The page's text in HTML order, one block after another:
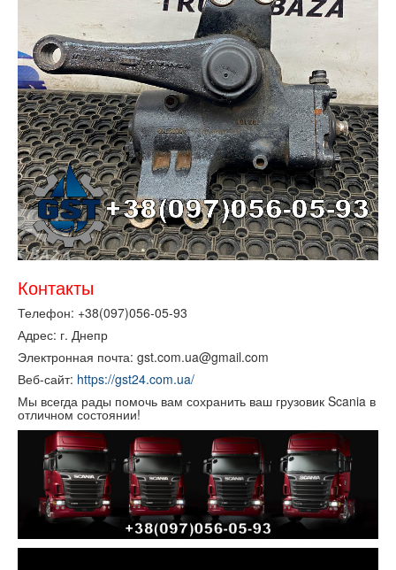
Контакты
Телефон: +38(097)056-05-93
Адрес: г. Днепр
Электронная почта: gst.com.ua@gmail.com
Веб-сайт: https://gst24.com.ua/
Мы всегда рады помочь вам сохранить ваш грузовик Scania в
отличном состоянии!